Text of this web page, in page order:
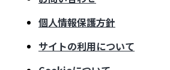
個人情報保護方針
サイトの利用について